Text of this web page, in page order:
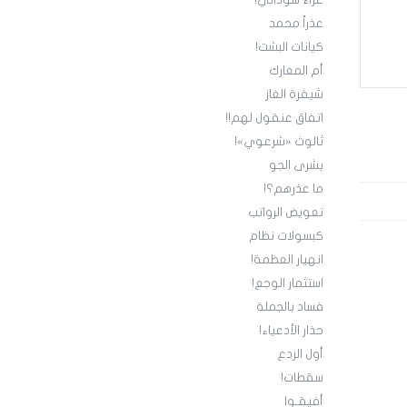
عذراً محمد
كيانات البشت!
أم المعارك
شيفرة الغاز
اتفاق عنقول لهم!!
ثالوث «شرعوي»!
بشرى الجو
ما عذرهم؟!
تعويض الرواتب
كبسولات نظام
انهيار العظمة!
استثمار الوجع!
فساد بالجملة
حذار الأدعياء!
أول الردع
سقطات!
أفيقـوا